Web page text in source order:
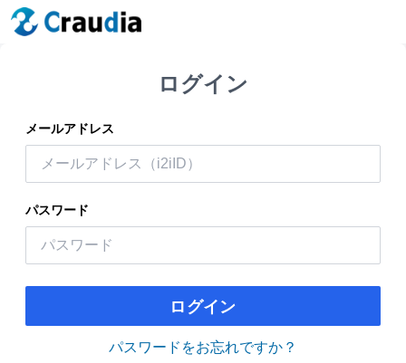
ログイン
メールアドレス
パスワード
ログイン
パスワードをお忘れですか？